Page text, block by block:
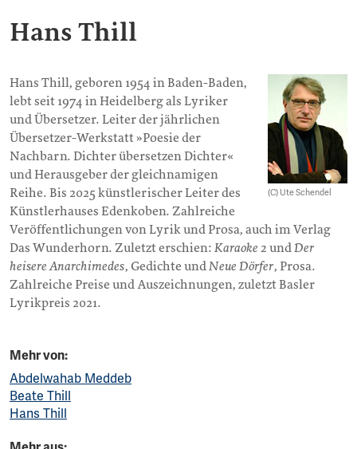
Hans Thill
(C) Ute Schendel
Hans Thill, geboren 1954 in Baden-Baden,
lebt seit 1974 in Heidelberg als Lyriker
und Übersetzer. Leiter der jährlichen
Übersetzer-Werkstatt »Poesie der
Nachbarn. Dichter übersetzen Dichter«
und Herausgeber der gleichnamigen
Reihe. Bis 2025 künstlerischer Leiter des
Künstlerhauses Edenkoben. Zahlreiche
Veröffentlichungen von Lyrik und Prosa, auch im Verlag
Das Wunderhorn. Zuletzt erschien: Karaoke 2 undDer
heisere Anarchimedes, Gedichte undNeue Dörfer, Prosa.
Zahlreiche Preise und Auszeichnungen, zuletzt Basler
Lyrikpreis 2021.
Mehr von:
Abdelwahab Meddeb
Beate Thill
Hans Thill